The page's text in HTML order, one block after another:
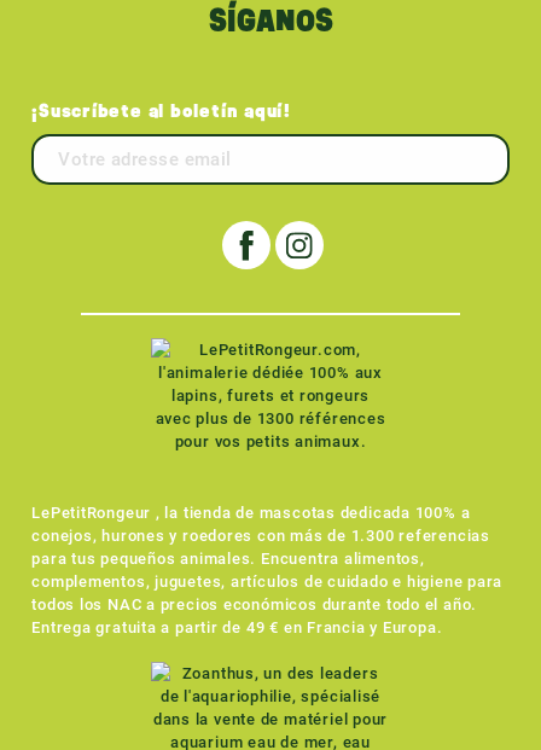
SÍGANOS
¡Suscríbete al boletín aquí!
LePetitRongeur , la tienda de mascotas dedicada 100% a
conejos, hurones y roedores con más de 1.300 referencias
para tus pequeños animales. Encuentra alimentos,
complementos, juguetes, artículos de cuidado e higiene para
todos los NAC a precios económicos durante todo el año.
Entrega gratuita a partir de 49 € en Francia y Europa.